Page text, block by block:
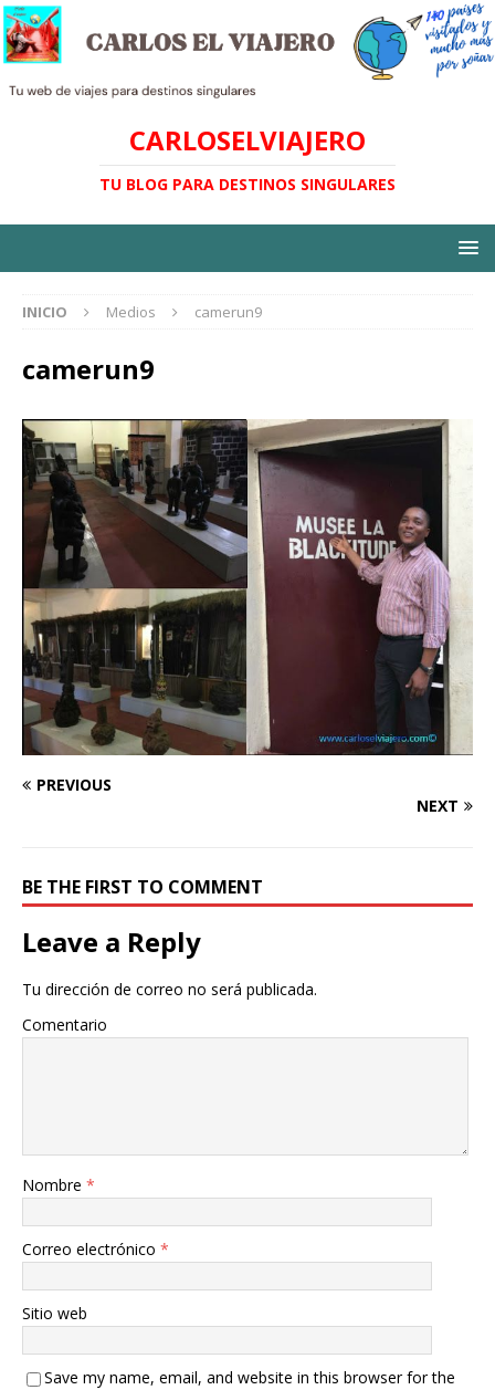
CARLOSELVIAJERO
TU BLOG PARA DESTINOS SINGULARES
INICIO Medios camerun9
camerun9
PREVIOUS
NEXT
BE THE FIRST TO COMMENT
Leave a Reply
Tu dirección de correo no será publicada.
Comentario
Nombre *
Correo electrónico *
Sitio web
Save my name, email, and website in this browser for the